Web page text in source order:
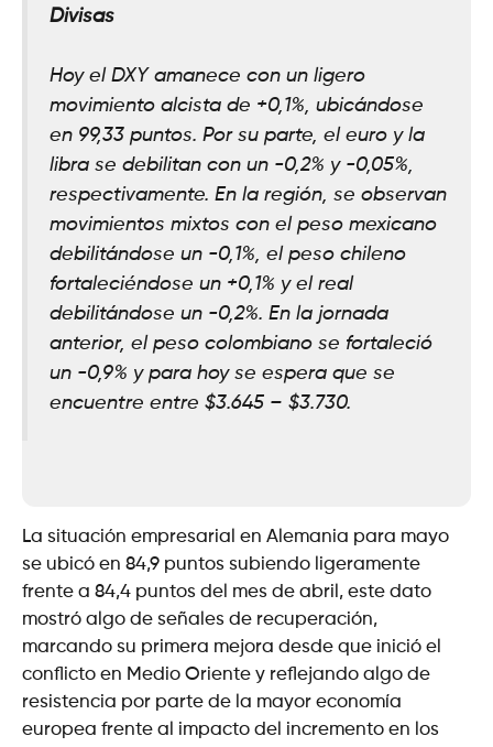
Divisas
Hoy el DXY amanece con un ligero
movimiento alcista de +0,1%, ubicándose
en 99,33 puntos. Por su parte, el euro y la
libra se debilitan con un -0,2% y -0,05%,
respectivamente. En la región, se observan
movimientos mixtos con el peso mexicano
debilitándose un -0,1%, el peso chileno
fortaleciéndose un +0,1% y el real
debilitándose un -0,2%. En la jornada
anterior, el peso colombiano se fortaleció
un -0,9% y para hoy se espera que se
encuentre entre $3.645 – $3.730.
La situación empresarial en Alemania para mayo
se ubicó en 84,9 puntos subiendo ligeramente
frente a 84,4 puntos del mes de abril, este dato
mostró algo de señales de recuperación,
marcando su primera mejora desde que inició el
conflicto en Medio Oriente y reflejando algo de
resistencia por parte de la mayor economía
europea frente al impacto del incremento en los